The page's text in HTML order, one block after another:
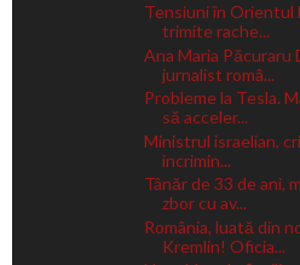
Tensiuni în Orientul
trimite rache...
Ana Maria Păcuraru
jurnalist româ...
Probleme la Tesla.
să acceler...
Ministrul israelian,
incrimin...
Tânăr de 33 de ani,
zbor cu av...
România, luată din
Kremlin! Oficia...